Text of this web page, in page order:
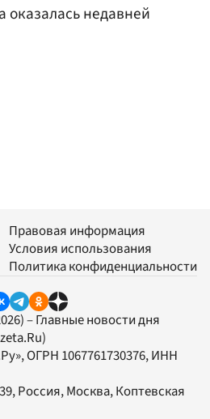
оказалась недавней
Правовая информация
Условия использования
Политика конфиденциальности
– Главные новости дня
, ОГРН 1067761730376, ИНН
Россия, Москва, Коптевская